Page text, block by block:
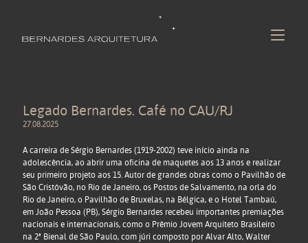
Legado Bernardes. Café no CAU/RJ
27.08.2025
A carreira de Sérgio Bernardes (1919-2002) teve início ainda na
adolescência, ao abrir uma oficina de maquetes aos 13 anos e realizar
seu primeiro projeto aos 15. Autor de grandes obras como o Pavilhão de
São Cristóvão, no Rio de Janeiro, os Postos de Salvamento, na orla do
Rio de Janeiro, o Pavilhão de Bruxelas, na Bélgica, e o Hotel Tambaú,
em João Pessoa (PB), Sérgio Bernardes recebeu importantes premiações
nacionais e internacionais, como o Prêmio Jovem Arquiteto Brasileiro
na 2ª Bienal de São Paulo, com júri composto por Alvar Alto, Walter